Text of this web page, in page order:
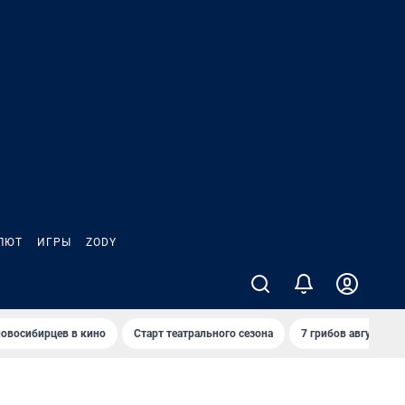
ИГРЫ ZODY
в кино Старт театрального сезона 7 грибов августа